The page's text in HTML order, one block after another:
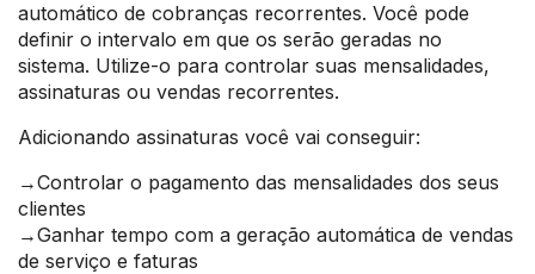
automático de cobranças recorrentes. Você pode
definir o intervalo em que os serão geradas no
sistema. Utilize-o para controlar suas mensalidades,
assinaturas ou vendas recorrentes.
Adicionando assinaturas você vai conseguir:
→Controlar o pagamento das mensalidades dos seus
clientes
→Ganhar tempo com a geração automática de vendas
de serviço e faturas